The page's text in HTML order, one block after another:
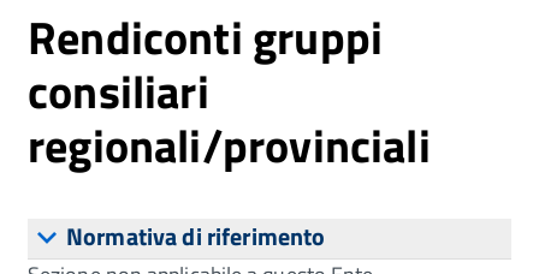
Rendiconti gruppi
consiliari
regionali/provinciali
Normativa di riferimento